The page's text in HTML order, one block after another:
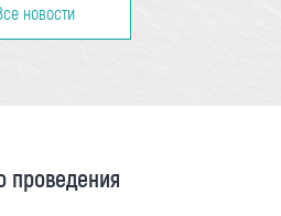
новости
проведения